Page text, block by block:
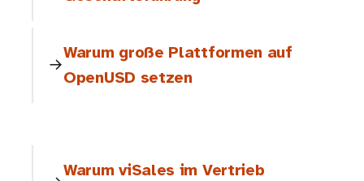
Warum große Plattformen auf
OpenUSD setzen
Warum viSales im Vertrieb